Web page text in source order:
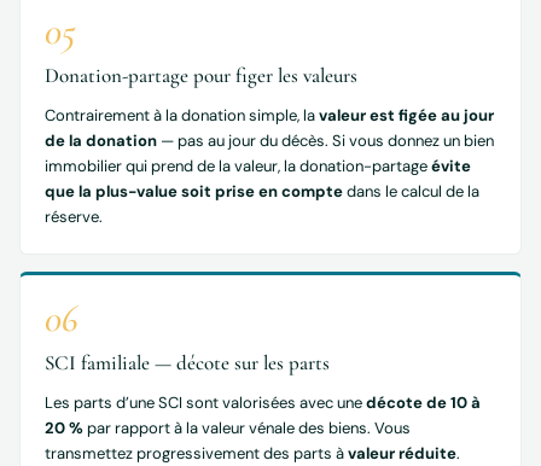
05
Donation-partage pour figer les valeurs
Contrairement à la donation simple, lavaleur est figée au jour
de la donation — pas au jour du décès. Si vous donnez un bien
immobilier qui prend de la valeur, la donation-partageévite
que la plus-value soit prise en comptedans le calcul de la
réserve.
06
SCI familiale — décote sur les parts
Les parts d’une SCI sont valorisées avec unedécote de 10 à
20 %par rapport à la valeur vénale des biens. Vous
transmettez progressivement des parts àvaleur réduite.